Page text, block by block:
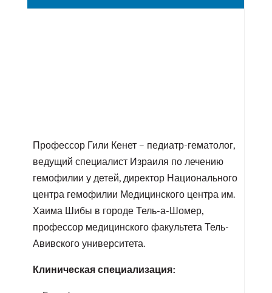
Профессор Гили Кенет – педиатр-гематолог,
ведущий специалист Израиля по лечению
гемофилии у детей, директор Национального
центра гемофилии Медицинского центра им.
Хаима Шибы в городе Тель-а-Шомер,
профессор медицинского факультета Тель-
Авивского университета.
Клиническая специализация: